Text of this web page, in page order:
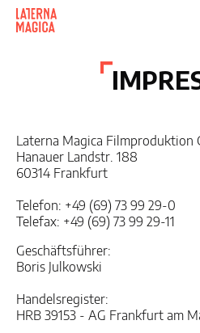
Laterna Magica Filmproduktion
Hanauer Landstr. 188
60314 Frankfurt
Telefon: +49 (69) 73 99 29-0
Telefax: +49 (69) 73 99 29-11
Geschäftsführer:
Boris Julkowski
Handelsregister:
HRB 39153 - AG Frankfurt am